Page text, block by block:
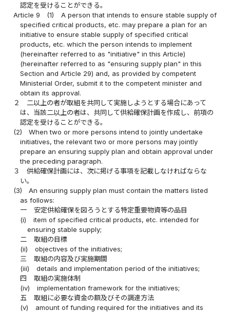
認定を受けることができる。
Article 9
(1)
A person that intends to ensure stable supply of
specified critical products, etc. may prepare a plan for an
initiative to ensure stable supply of specified critical
products, etc. which the person intends to implement
(hereinafter referred to as "initiative" in this Article)
(hereinafter referred to as "ensuring supply plan" in this
Section and Article 29) and, as provided by competent
Ministerial Order, submit it to the competent minister and
obtain its approval.
２
二以上の者が取組を共同して実施しようとする場合にあって
は、当該二以上の者は、共同して供給確保計画を作成し、前項の
認定を受けることができる。
(2)
When two or more persons intend to jointly undertake
initiatives, the relevant two or more persons may jointly
prepare an ensuring supply plan and obtain approval under
the preceding paragraph.
３
供給確保計画には、次に掲げる事項を記載しなければならな
い。
(3)
An ensuring supply plan must contain the matters listed
as follows:
一
安定供給確保を図ろうとする特定重要物資等の品目
(i)
item of specified critical products, etc. intended for
ensuring stable supply;
二
取組の目標
(ii)
objectives of the initiatives;
三
取組の内容及び実施期間
(iii)
details and implementation period of the initiatives;
四
取組の実施体制
(iv)
implementation framework for the initiatives;
五
取組に必要な資金の額及びその調達方法
(v)
amount of funding required for the initiatives and its